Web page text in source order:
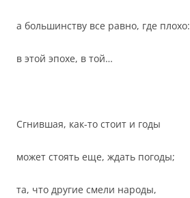
а большинству все равно, где плохо:
в этой эпохе, в той…
Сгнившая, как-то стоит и годы
может стоять еще, ждать погоды;
та, что другие смели народы,